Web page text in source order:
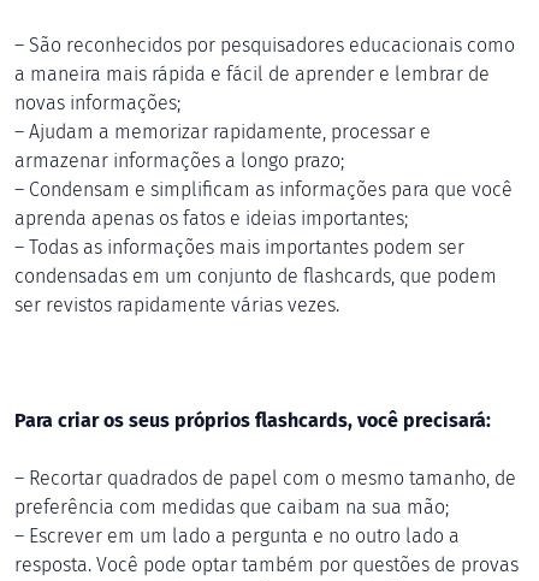
– São reconhecidos por pesquisadores educacionais como
a maneira mais rápida e fácil de aprender e lembrar de
novas informações;
– Ajudam a memorizar rapidamente, processar e
armazenar informações a longo prazo;
– Condensam e simplificam as informações para que você
aprenda apenas os fatos e ideias importantes;
– Todas as informações mais importantes podem ser
condensadas em um conjunto de flashcards, que podem
ser revistos rapidamente várias vezes.
Para criar os seus próprios flashcards, você precisará:
– Recortar quadrados de papel com o mesmo tamanho, de
preferência com medidas que caibam na sua mão;
– Escrever em um lado a pergunta e no outro lado a
resposta. Você pode optar também por questões de provas